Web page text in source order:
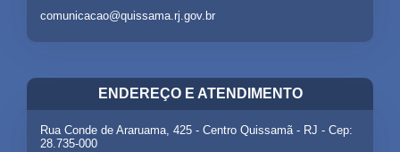
comunicacao@quissama.rj.gov.br
ENDEREÇO E ATENDIMENTO
Rua Conde de Araruama, 425 - Centro Quissamã - RJ - Cep:
28.735-000